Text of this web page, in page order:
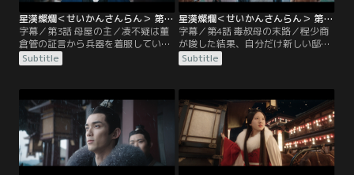
星漢燦爛＜せいかんさんらん＞ 第03話／字幕
字幕／第3話 母屋の主／凌不疑は董
倉管の証言から兵器を着服していた
のは元鍛冶師の許尽忠という官員だ
と突き止める。その董倉管が辺境へ
た董倉管は長年程老夫人や葛氏が程
少商にやってきたことを洗いざらい
ぶちまける。程少商は葛氏の教育の
おかげでろくに文字も読めないあり
さまだった。
Subtitle
星漢燦爛＜せいかんさんらん＞ 第04話／字幕
字幕／第4話 毒叔母の末路／程少商
が唆した結果、自分だけ新しい邸宅
に移れず母屋に残ることになった葛
氏は夫の程承に当たり散らし罵詈雑
家には伝えたと言い放つ。蕭元イー
は当時娘を手放すよう仕向けた葛氏
の悪だくみを全て知っていた。後
日、葛家の太公と程ヤンの舅母が程
家を訪れる。
Subtitle